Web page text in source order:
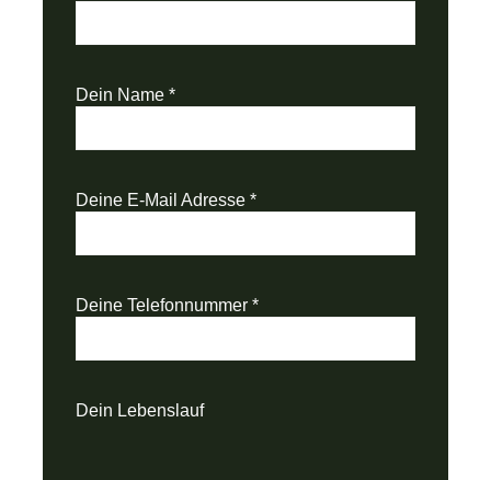
Dein Name *
Deine E-Mail Adresse *
Deine Telefonnummer *
Dein Lebenslauf